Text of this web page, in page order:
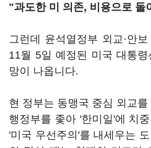
"과도한 미 의존, 비용으로 돌
그런데 윤석열정부 외교·안
11월 5일 예정된 미국 대통
망이 나옵니다.
현 정부는 동맹국 중심 외교
행정부를 좇아 '한미일'에 치
'미국 우선주의'를 내세우는